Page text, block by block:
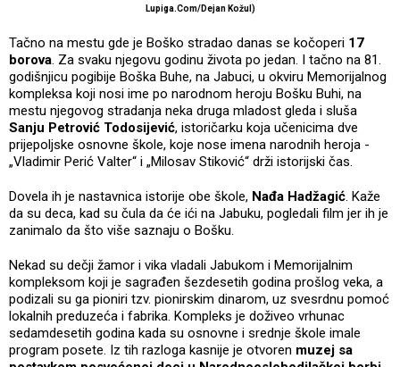
Lupiga.Com/Dejan Kožul)
Tačno na mestu gde je Boško stradao danas se kočoperi 17
borova. Za svaku njegovu godinu života po jedan. I tačno na 81.
godišnjicu pogibije Boška Buhe, na Jabuci, u okviru Memorijalnog
kompleksa koji nosi ime po narodnom heroju Bošku Buhi, na
mestu njegovog stradanja neka druga mladost gleda i sluša
Sanju Petrović Todosijević, istoričarku koja učenicima dve
prijepoljske osnovne škole, koje nose imena narodnih heroja -
„Vladimir Perić Valter“ i „Milosav Stiković“ drži istorijski čas.
Dovela ih je nastavnica istorije obe škole, Nađa Hadžagić. Kaže
da su deca, kad su čula da će ići na Jabuku, pogledali film jer ih je
zanimalo da što više saznaju o Bošku.
Nekad su dečji žamor i vika vladali Jabukom i Memorijalnim
kompleksom koji je sagrađen šezdesetih godina prošlog veka, a
podizali su ga pioniri tzv. pionirskim dinarom, uz svesrdnu pomoć
lokalnih preduzeća i fabrika. Kompleks je doživeo vrhunac
sedamdesetih godina kada su osnovne i srednje škole imale
program posete. Iz tih razloga kasnije je otvoren muzej sa